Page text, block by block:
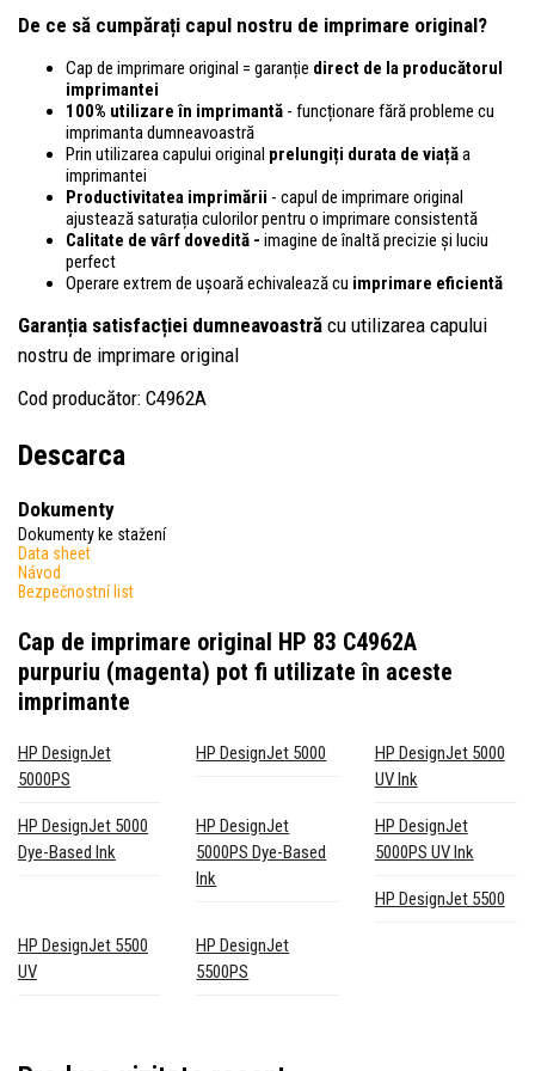
De ce să cumpărați capul nostru de imprimare original?
Cap de imprimare original = garanție direct de la producătorul
imprimantei
100% utilizare în imprimantă - funcționare fără probleme cu
imprimanta dumneavoastră
Prin utilizarea capului original prelungiți durata de viațăa
imprimantei
Productivitatea imprimării - capul de imprimare original
ajustează saturația culorilor pentru o imprimare consistentă
Calitate de vârf dovedită - imagine de înaltă precizie și luciu
perfect
Operare extrem de ușoară echivalează cu imprimare eficientă
Garanția satisfacției dumneavoastră cu utilizarea capului
nostru de imprimare original
Cod producător: C4962A
Descarca
Dokumenty
Dokumenty ke stažení
Data sheet
Návod
Bezpečnostní list
Cap de imprimare original HP 83 C4962A
purpuriu (magenta) pot fi utilizate în aceste
imprimante
HP DesignJet
5000PS
HP DesignJet 5000
HP DesignJet 5000
UV Ink
HP DesignJet 5000
Dye-Based Ink
HP DesignJet
5000PS Dye-Based
Ink
HP DesignJet
5000PS UV Ink
HP DesignJet 5500
HP DesignJet 5500
UV
HP DesignJet
5500PS